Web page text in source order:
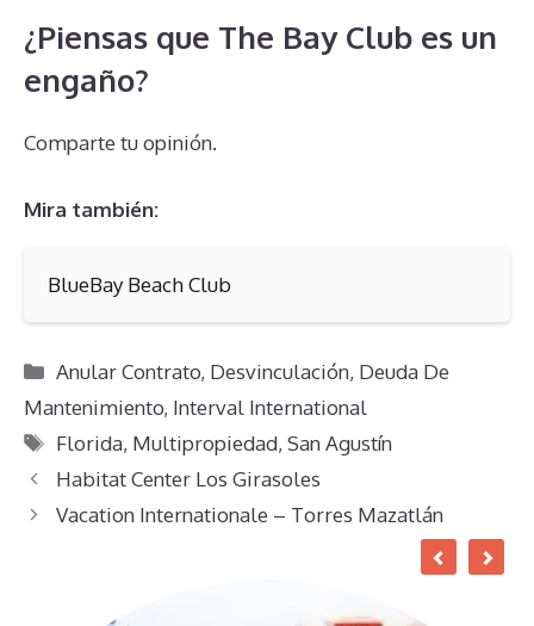
¿Piensas que The Bay Club es un
engaño?
Comparte tu opinión.
Mira también:
BlueBay Beach Club
Categorías
Anular Contrato, Desvinculación, Deuda De
Mantenimiento, Interval International
Etiquetas
Florida, Multipropiedad,San Agustín
Habitat Center Los Girasoles
Vacation Internationale – Torres Mazatlán